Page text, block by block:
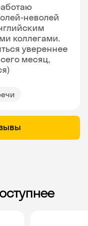
неволей
коллегами.
увереннее
месяц,